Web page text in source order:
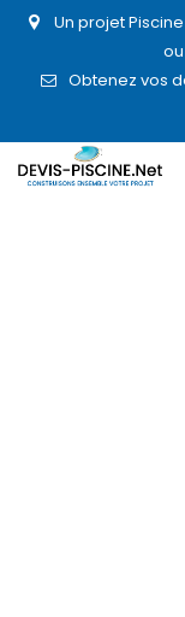
Un projet
Obtenez vos